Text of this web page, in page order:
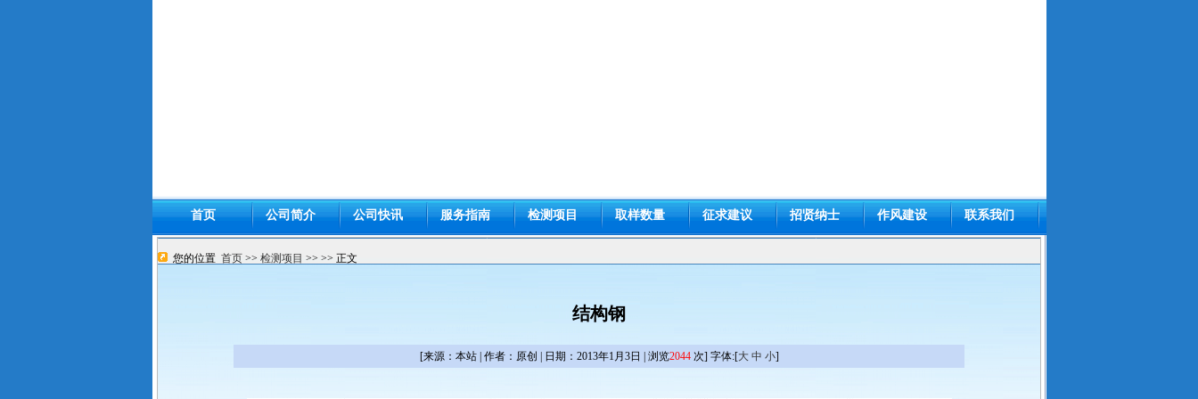
首页 公司简介 公司快讯 服务指南 检测项目 取样数量 征求建议 招贤纳士 作风建设 联系我们
您的位置 首页 >> 检测项目 >> >> 正文
结构钢
[来源：本站 | 作者：原创 | 日期：2013年1月3日 | 浏览2044次] 字体:[大 中 小]